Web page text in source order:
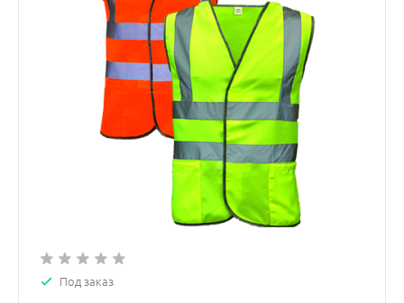
Под заказ